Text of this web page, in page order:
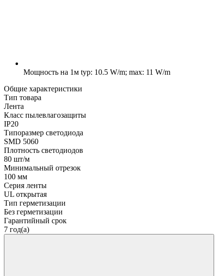
Мощность на 1м typ: 10.5 W/m; max: 11 W/m
Общие характеристики
Тип товара
Лента
Класс пылевлагозащиты
IP20
Типоразмер светодиода
SMD 5060
Плотность светодиодов
80 шт/м
Минимальный отрезок
100 мм
Серия ленты
UL открытая
Тип герметизации
Без герметизации
Гарантийный срок
7 год(а)